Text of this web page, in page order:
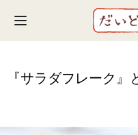
Toggle navigation
『サラダフレーク